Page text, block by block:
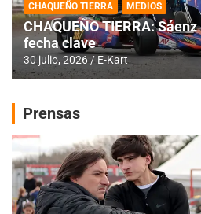
CHAQUEÑO TIERRA MEDIOS
CHAQUEÑO TIERRA:
fecha clave
30 julio, 2026 E-Kart
Prensas